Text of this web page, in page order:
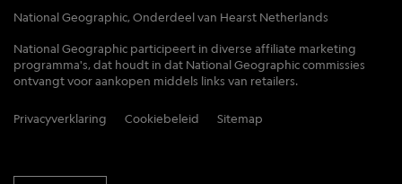
National Geographic, Onderdeel van Hearst Netherlands
National Geographic participeert in diverse affiliate marketing
programma's, dat houdt in dat National Geographic commissies
ontvangt voor aankopen middels links van retailers.
Privacyverklaring Cookiebeleid Sitemap